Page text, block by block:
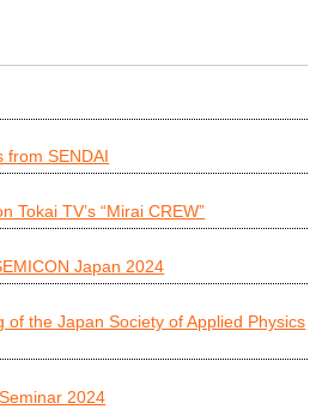
from SENDAI
Tokai TV’s “Mirai CREW”
Japan 2024
of the Japan Society of Applied Physics
2024